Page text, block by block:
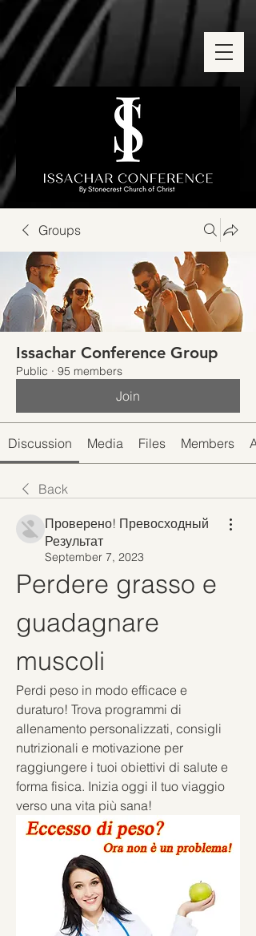
Groups
Issachar Conference Group
Public · 95 members
Join
Discussion Media Files Members
Back
Проверено! Превосходный
Результат
September 7, 2023
Perdere grasso e
guadagnare
muscoli
Perdi peso in modo efficace e
duraturo! Trova programmi di
allenamento personalizzati, consigli
nutrizionali e motivazione per
raggiungere i tuoi obiettivi di salute e
forma fisica. Inizia oggi il tuo viaggio
verso una vita più sana!